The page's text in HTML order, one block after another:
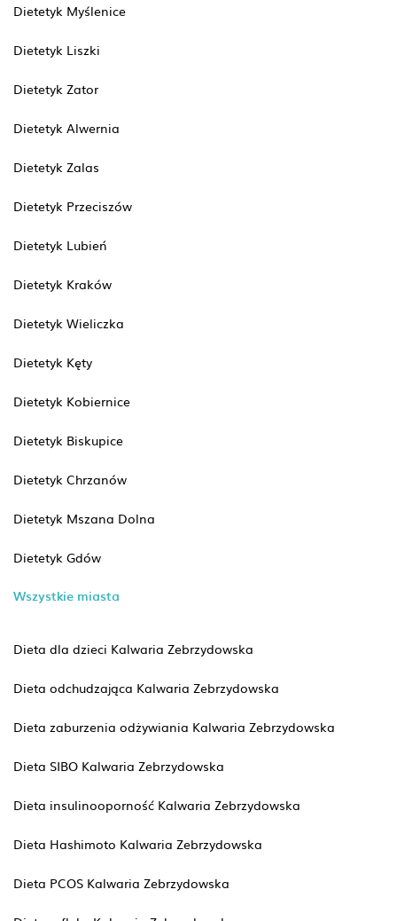
Dietetyk Myślenice
Dietetyk Liszki
Dietetyk Zator
Dietetyk Alwernia
Dietetyk Zalas
Dietetyk Przeciszów
Dietetyk Lubień
Dietetyk Kraków
Dietetyk Wieliczka
Dietetyk Kęty
Dietetyk Kobiernice
Dietetyk Biskupice
Dietetyk Chrzanów
Dietetyk Mszana Dolna
Dietetyk Gdów
Wszystkie miasta
Dieta dla dzieci Kalwaria Zebrzydowska
Dieta odchudzająca Kalwaria Zebrzydowska
Dieta zaburzenia odżywiania Kalwaria Zebrzydowska
Dieta SIBO Kalwaria Zebrzydowska
Dieta insulinooporność Kalwaria Zebrzydowska
Dieta Hashimoto Kalwaria Zebrzydowska
Dieta PCOS Kalwaria Zebrzydowska